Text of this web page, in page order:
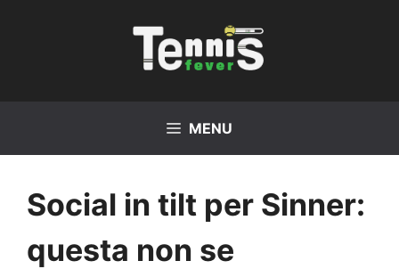
MENU
Social in tilt per Sinner:
questa non se